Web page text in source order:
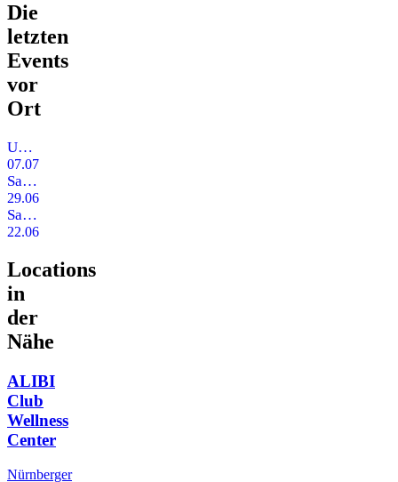
Die
letzten
Events
vor
Ort
Unisex-Tag (Bi-Open)
07.07.2023
Sauna-Tag
29.06.2023
Sauna-Tag
22.06.2023
Locations
in
der
Nähe
ALIBI
Club
Wellness
Center
Nürnberger